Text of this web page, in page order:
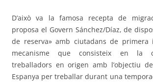
D’això va la famosa recepta de
proposa el Govern Sánchez/Díaz, de
de reserva» amb ciutadans de primera
mecanisme que consisteix en la
treballadors en origen amb l’objectiu
Espanya per treballar durant una